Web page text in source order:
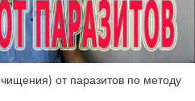
от паразитов по методу